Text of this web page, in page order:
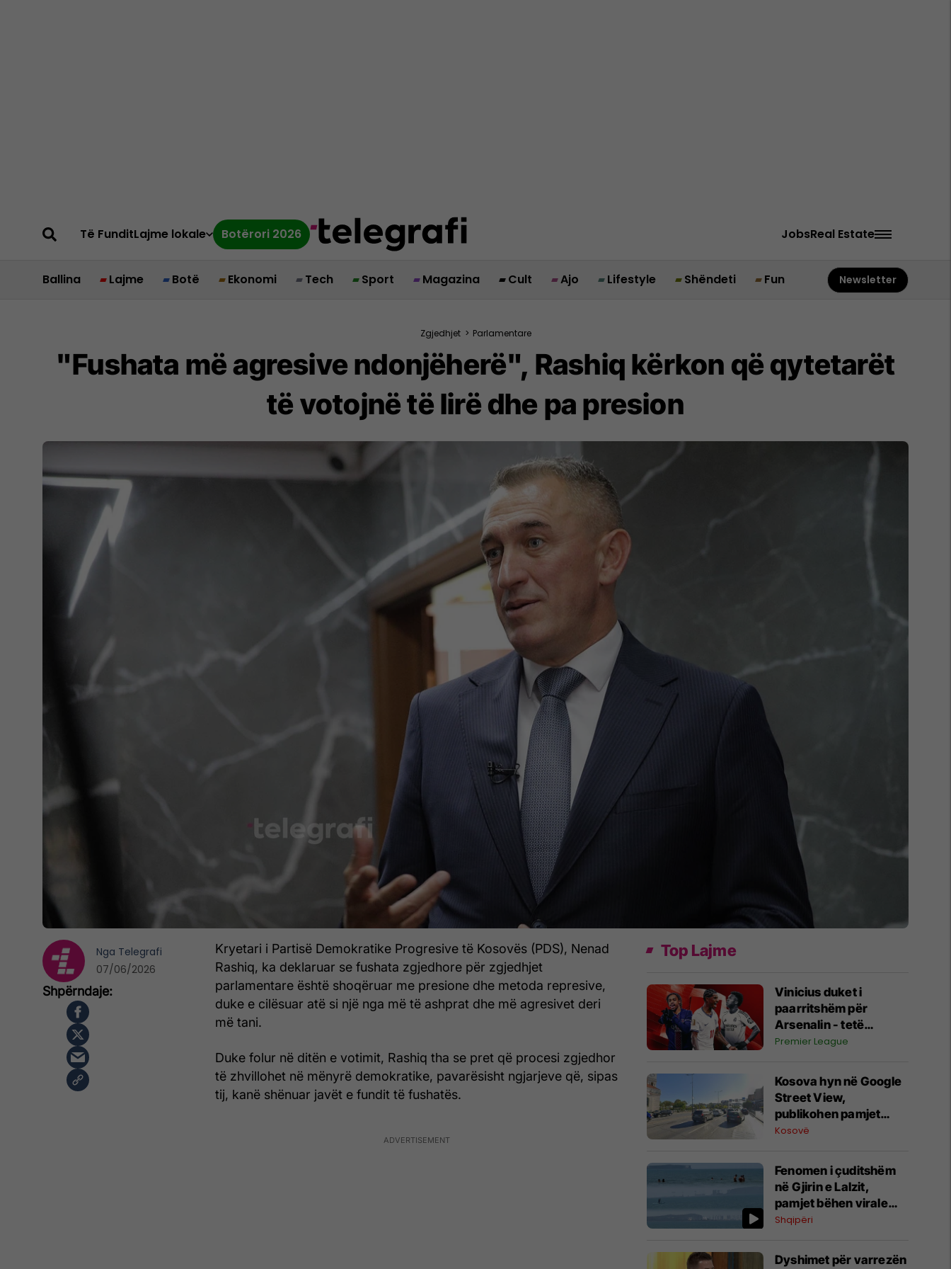
Të FunditLajme lokale Botërori 2026 JobsReal Estate
Ballina Lajme Botë Ekonomi Tech Sport Magazina Cult Ajo Lifestyle Shëndeti Fun Newsletter
Zgjedhjet > Parlamentare
"Fushata më agresive ndonjëherë", Rashiq kërkon që qytetarët
të votojnë të lirë dhe pa presion
Kryetari i Partisë Demokratike Progresive të Kosovës (PDS), Nenad
Rashiq, ka deklaruar se fushata zgjedhore për zgjedhjet
parlamentare është shoqëruar me presione dhe metoda represive,
duke e cilësuar atë si një nga më të ashprat dhe më agresivet deri
më tani.
Duke folur në ditën e votimit, Rashiq tha se pret që procesi zgjedhor
të zhvillohet në mënyrë demokratike, pavarësisht ngjarjeve që, sipas
tij, kanë shënuar javët e fundit të fushatës.
Nga Telegrafi
07/06/2026
Top Lajme
Vinicius duket i
paarritshëm për
Arsenalin - tetë
alternativa si
për krahun e majtë te
Topçinjtë
Premier League
Kosova hyn në Google
Street View,
publikohen pamjet
360-gradëshe
Kosovë
Fenomen i çuditshëm
në Gjirin e Lalzit,
pamjet bëhen virale
(Video)
Shqipëri
Dyshimet për varrezën